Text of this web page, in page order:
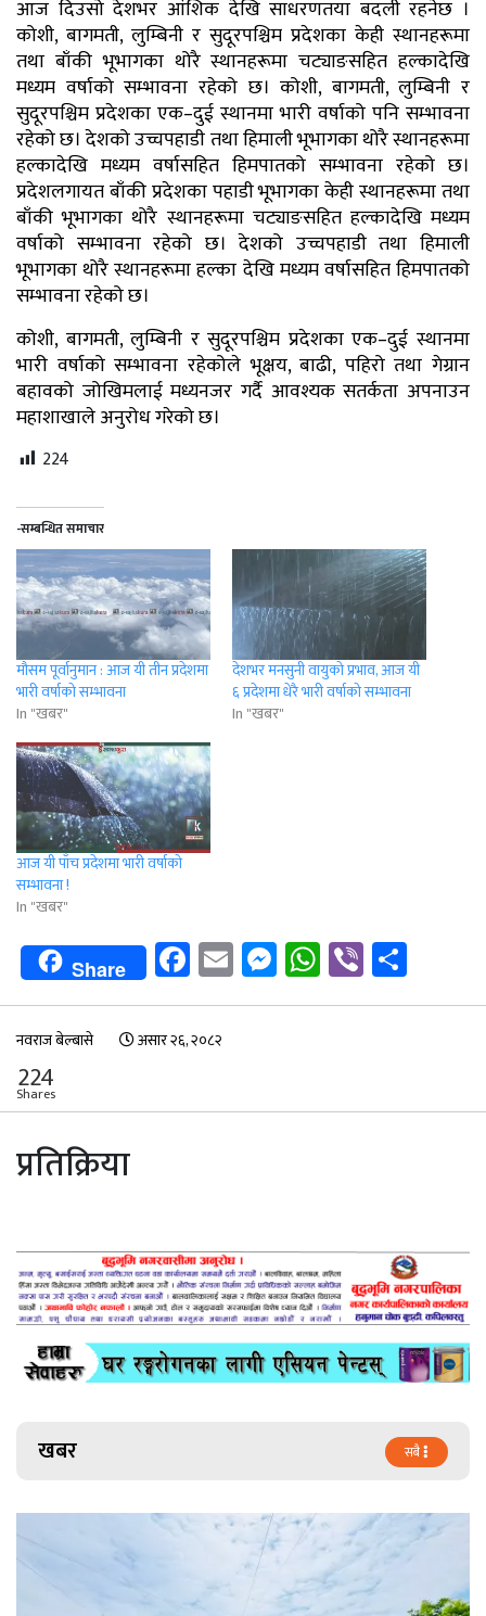
आज दिउसो देशभर आंशिक देखि साधरणतया बदली रहनेछ ।
कोशी, बागमती, लुम्बिनी र सुदूरपश्चिम प्रदेशका केही स्थानहरूमा
तथा बाँकी भूभागका थोरै स्थानहरूमा चट्याङसहित हल्कादेखि
मध्यम वर्षाको सम्भावना रहेको छ। कोशी, बागमती, लुम्बिनी र
सुदूरपश्चिम प्रदेशका एक–दुई स्थानमा भारी वर्षाको पनि सम्भावना
रहेको छ। देशको उच्चपहाडी तथा हिमाली भूभागका थोरै स्थानहरूमा
हल्कादेखि मध्यम वर्षासहित हिमपातको सम्भावना रहेको छ।
प्रदेशलगायत बाँकी प्रदेशका पहाडी भूभागका केही स्थानहरूमा तथा
बाँकी भूभागका थोरै स्थानहरूमा चट्याङसहित हल्कादेखि मध्यम
वर्षाको सम्भावना रहेको छ। देशको उच्चपहाडी तथा हिमाली
भूभागका थोरै स्थानहरूमा हल्का देखि मध्यम वर्षासहित हिमपातको
सम्भावना रहेको छ।
कोशी, बागमती, लुम्बिनी र सुदूरपश्चिम प्रदेशका एक–दुई स्थानमा
भारी वर्षाको सम्भावना रहेकोले भूक्षय, बाढी, पहिरो तथा गेग्रान
बहावको जोखिमलाई मध्यनजर गर्दै आवश्यक सतर्कता अपनाउन
महाशाखाले अनुरोध गरेको छ।
224
-सम्बन्धित समाचार
मौसम पूर्वानुमान : आज यी तीन प्रदेशमा
भारी वर्षाको सम्भावना
In "खबर"
देशभर मनसुनी वायुको प्रभाव, आज यी
६ प्रदेशमा धेरै भारी वर्षाको सम्भावना
In "खबर"
आज यी पाँच प्रदेशमा भारी वर्षाकाे
सम्भावना !
In "खबर"
Share Facebook
EmailMessenger
WhatsApp
Viber
नवराज बेल्बासे असार २६, २०८२
224
Shares
प्रतिक्रिया
खबर सबै